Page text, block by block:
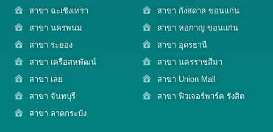
สาขา ฉะเชิงเทรา
สาขา นครพนม
สาขา ระยอง
สาขา เครือสหพัฒน์
สาขา เลย
สาขา จันทบุรี
สาขา ลาดกระบัง
สาขา กังสดาล ขอนแก่น
สาขา หอกาญ ขอนแก่น
สาขา อุดรธานี
สาขา นครราชสีมา
สาขา Union Mall
สาขา ฟิวเจอร์พาร์ค รังสิต